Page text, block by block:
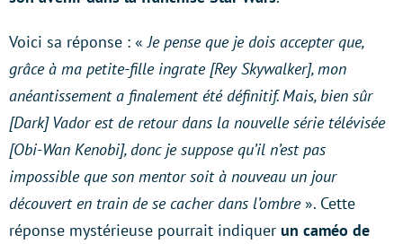
Voici sa réponse : «Je pense que je dois accepter que,
grâce à ma petite-fille ingrate [Rey Skywalker], mon
anéantissement a finalement été définitif. Mais, bien sûr
[Dark] Vador est de retour dans la nouvelle série télévisée
[Obi-Wan Kenobi], donc je suppose qu’il n’est pas
impossible que son mentor soit à nouveau un jour
découvert en train de se cacher dans l’ombre». Cette
réponse mystérieuse pourrait indiquer un caméo de